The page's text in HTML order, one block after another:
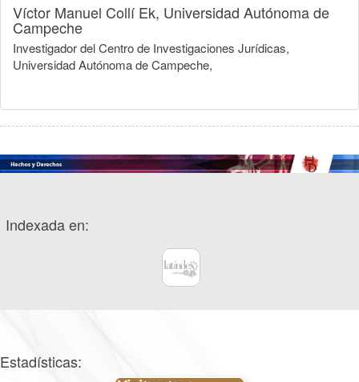
Víctor Manuel Collí Ek, Universidad Autónoma de
Campeche
Investigador del Centro de Investigaciones Jurídicas,
Universidad Autónoma de Campeche,
Indexada en:
Estadísticas: